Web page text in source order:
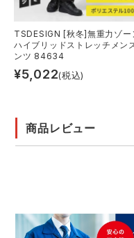
TSDESIGN [秋冬]無重力ゾー
ハイブリッドストレッチメン
ンツ 84634
¥5,022(税込)
商品レビュー